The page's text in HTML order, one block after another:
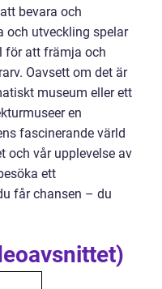
bevara och
och utveckling spelar
för att främja och
Oavsett om det är
museum eller ett
en
fascinerande värld
och vår upplevelse av
ett
får chansen – du